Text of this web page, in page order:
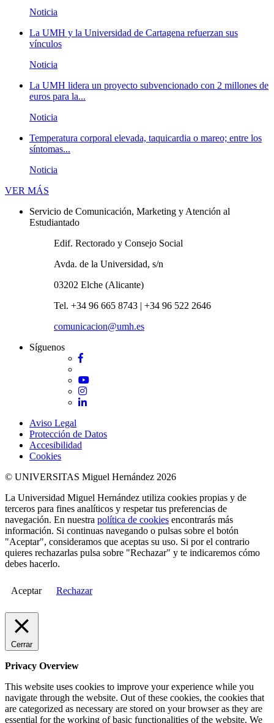
Noticia
La UMH y la Universidad de Cartagena refuerzan sus
vínculos
Noticia
La UMH lidera un proyecto subvencionado con 2 millones de
euros para la...
Noticia
Temperatura corporal elevada, taquicardia o mareo; entre los
síntomas...
Noticia
VER MÁS
Servicio de Comunicación, Marketing y Atención al
Estudiantado
Edif. Rectorado y Consejo Social
Avda. de la Universidad, s/n
03202 Elche (Alicante)
Tel. +34 96 665 8743 | +34 96 522 2646
comunicacion@umh.es
Síguenos
Facebook
YouTube
Instagram
LinkedIn
Aviso Legal
Protección de Datos
Accesibilidad
Cookies
© UNIVERSITAS Miguel Hernández 2026
La Universidad Miguel Hernández utiliza cookies propias y de
terceros para fines analíticos y respetar tus preferencias de
navegación. En nuestra política de cookies encontrarás más
información. Si continuas navegando o pulsas sobre el botón
"Aceptar", consideramos que aceptas su uso. Si por el contrario
quieres rechazarlas pulsa sobre "Rechazar" y te indicaremos cómo
debes hacerlo.
Aceptar Rechazar
Cerrar
Privacy Overview
This website uses cookies to improve your experience while you
navigate through the website. Out of these cookies, the cookies that
are categorized as necessary are stored on your browser as they are
essential for the working of basic functionalities of the website. We